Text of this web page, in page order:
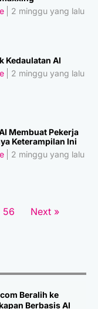
2 minggu yang lalu
Kedaulatan AI
2 minggu yang lalu
Membuat Pekerja
Keterampilan Ini
2 minggu yang lalu
56 Next »
Beralih ke
Berbasis AI